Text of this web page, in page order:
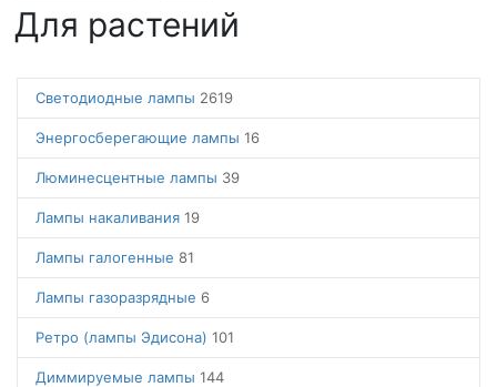
Для растений
Светодиодные лампы 2619
Энергосберегающие лампы 16
Люминесцентные лампы 39
Лампы накаливания 19
Лампы галогенные 81
Лампы газоразрядные 6
Ретро (лампы Эдисона) 101
Диммируемые лампы 144